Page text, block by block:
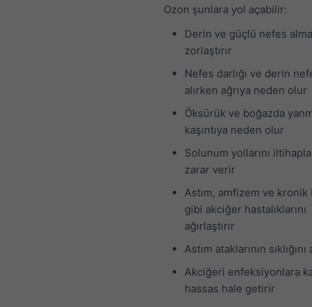
Ozon şunlara yol açabilir:
Derin ve güçlü nefes
zorlaştırır
Nefes darlığı ve derin
alırken ağrıya neden olur
Öksürük ve boğazda
kaşıntıya neden olur
Solunum yollarını
zarar verir
Astım, amfizem ve
gibi akciğer hastalıklarını
ağırlaştırır
Astım ataklarının sıklığını
Akciğeri enfeksiyonlara
hassas hale getirir